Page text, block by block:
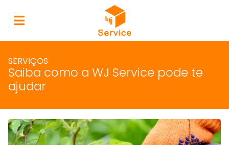
SERVIÇOS
Saiba como a WJ Service pode te
ajudar